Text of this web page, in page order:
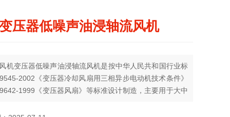
压器低噪声油浸轴流风机
机变压器低噪声油浸轴流风机是按中华人民共和国行业标
2002《变压器冷却风扇用三相异步电动机技术条件》
1999《变压器风扇》等标准设计制造，主要用于大中
产品平均降低3-10db（A）。